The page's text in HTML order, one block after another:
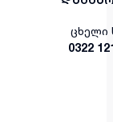
ცხელი
0322